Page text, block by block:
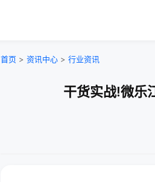
首页 > 资讯中心 > 行业资讯
干货实战!微乐